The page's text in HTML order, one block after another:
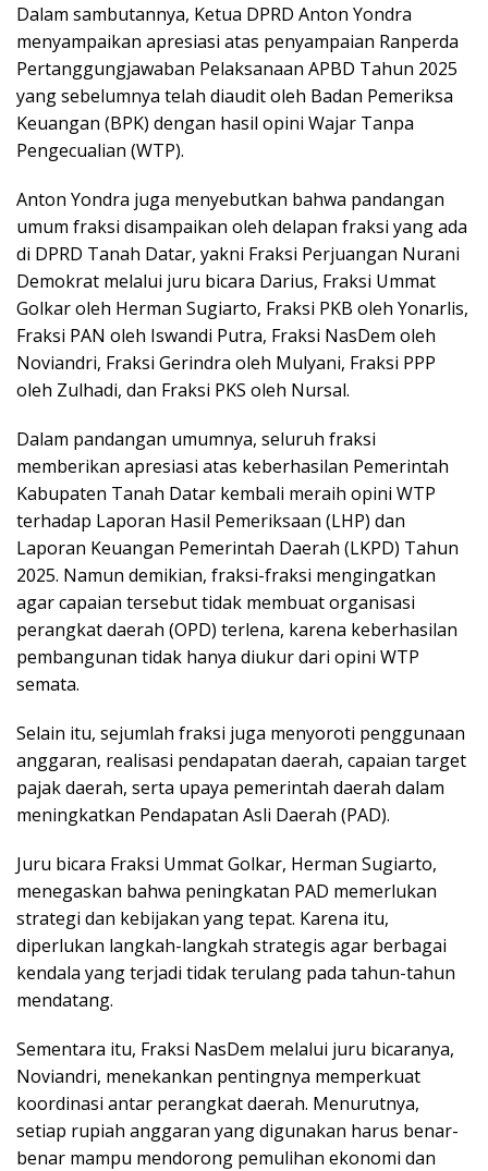
Dalam sambutannya, Ketua DPRD Anton Yondra
menyampaikan apresiasi atas penyampaian Ranperda
Pertanggungjawaban Pelaksanaan APBD Tahun 2025
yang sebelumnya telah diaudit oleh Badan Pemeriksa
Keuangan (BPK) dengan hasil opini Wajar Tanpa
Pengecualian (WTP).
Anton Yondra juga menyebutkan bahwa pandangan
umum fraksi disampaikan oleh delapan fraksi yang ada
di DPRD Tanah Datar, yakni Fraksi Perjuangan Nurani
Demokrat melalui juru bicara Darius, Fraksi Ummat
Golkar oleh Herman Sugiarto, Fraksi PKB oleh Yonarlis,
Fraksi PAN oleh Iswandi Putra, Fraksi NasDem oleh
Noviandri, Fraksi Gerindra oleh Mulyani, Fraksi PPP
oleh Zulhadi, dan Fraksi PKS oleh Nursal.
Dalam pandangan umumnya, seluruh fraksi
memberikan apresiasi atas keberhasilan Pemerintah
Kabupaten Tanah Datar kembali meraih opini WTP
terhadap Laporan Hasil Pemeriksaan (LHP) dan
Laporan Keuangan Pemerintah Daerah (LKPD) Tahun
2025. Namun demikian, fraksi-fraksi mengingatkan
agar capaian tersebut tidak membuat organisasi
perangkat daerah (OPD) terlena, karena keberhasilan
pembangunan tidak hanya diukur dari opini WTP
semata.
Selain itu, sejumlah fraksi juga menyoroti penggunaan
anggaran, realisasi pendapatan daerah, capaian target
pajak daerah, serta upaya pemerintah daerah dalam
meningkatkan Pendapatan Asli Daerah (PAD).
Juru bicara Fraksi Ummat Golkar, Herman Sugiarto,
menegaskan bahwa peningkatan PAD memerlukan
strategi dan kebijakan yang tepat. Karena itu,
diperlukan langkah-langkah strategis agar berbagai
kendala yang terjadi tidak terulang pada tahun-tahun
mendatang.
Sementara itu, Fraksi NasDem melalui juru bicaranya,
Noviandri, menekankan pentingnya memperkuat
koordinasi antar perangkat daerah. Menurutnya,
setiap rupiah anggaran yang digunakan harus benar-
benar mampu mendorong pemulihan ekonomi dan